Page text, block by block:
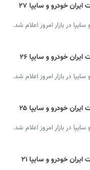
قیمت روز محصولات ایران خودرو و سایپا ۲۷
در بازار امروز اعلام شد.
قیمت روز محصولات ایران خودرو و سایپا ۲۶
در بازار امروز اعلام شد.
قیمت روز محصولات ایران خودرو و سایپا ۲۵
در بازار امروز اعلام شد.
قیمت روز محصولات ایران خودرو و سایپا ۲۱